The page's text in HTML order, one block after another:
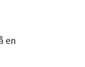
en